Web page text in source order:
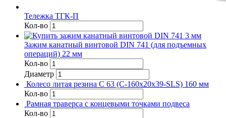
Тележка ТГК-П
Кол-во
Зажим канатный винтовой DIN 741 (для подъемных
операций) 22 мм
Кол-во
Диаметр
Колесо литая резина C 63 (C-160х20х39-SLS) 160 мм
Кол-во
Рамная траверса с концевыми точками подвеса
Кол-во